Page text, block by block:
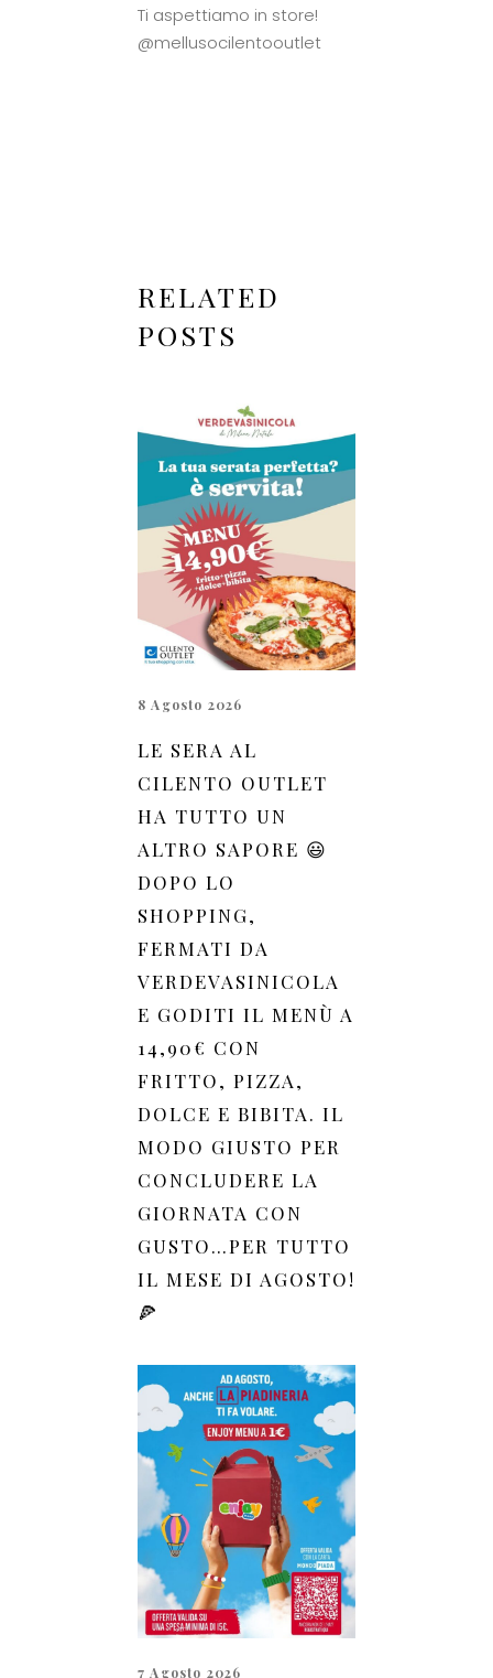
Ti aspettiamo in store!
@mellusocilentooutlet
RELATED
POSTS
8 Agosto 2026
LE SERA AL
CILENTO OUTLET
HA TUTTO UN
ALTRO SAPORE 😃
DOPO LO
SHOPPING,
FERMATI DA
VERDEVASINICOLA
E GODITI IL MENÙ A
14,90€ CON
FRITTO, PIZZA,
DOLCE E BIBITA. IL
MODO GIUSTO PER
CONCLUDERE LA
GIORNATA CON
GUSTO…PER TUTTO
IL MESE DI AGOSTO!
🍕
7 Agosto 2026